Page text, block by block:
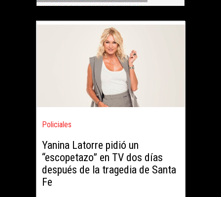
Policiales
Yanina Latorre pidió un
“escopetazo” en TV dos días
después de la tragedia de Santa
Fe